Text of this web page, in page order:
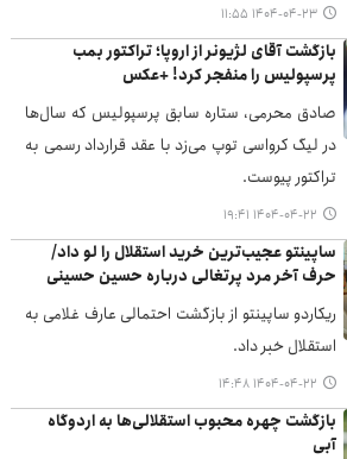
۱۴۰۴-۰۴-۲۳ ۱۱:۵۵
بازگشت آقای لژیونر از اروپا؛ تراکتور بمب
پرسپولیس را منفجر کرد! +عکس
صادق محرمی، ستاره سابق پرسپولیس که سال‌ها
در لیگ کرواسی توپ می‌زد با عقد قرارداد رسمی به
تراکتور پیوست.
۱۴۰۴-۰۴-۲۲ ۱۹:۴۱
ساپینتو عجیب‌ترین خرید استقلال را لو داد/
حرف آخر مرد پرتغالی درباره حسین حسینی
ریکاردو ساپینتو از بازگشت احتمالی عارف غلامی به
استقلال خبر داد.
۱۴۰۴-۰۴-۲۲ ۱۴:۴۸
بازگشت چهره محبوب استقلالی‌ها به اردوگاه
آبی